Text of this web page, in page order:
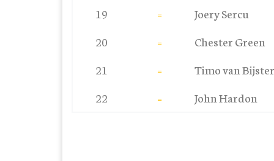
19
= Joery Sercu
20
= Chester Green
21
= Timo van
22
= John Hardon